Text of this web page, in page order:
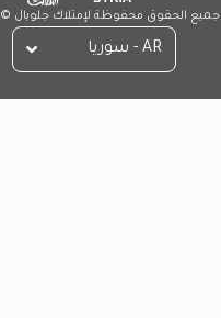
جميع الحقوق محفوظة لإمتلاك جلوبال © 2026
AR - سوريا